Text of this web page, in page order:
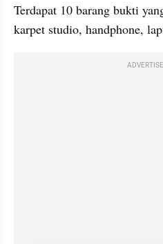
Terdapat 10 barang bukti
karpet studio, handphone,